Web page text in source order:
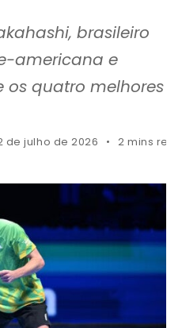
brasileiro
americana e
quatro melhores
de julho de 2026 2 mins